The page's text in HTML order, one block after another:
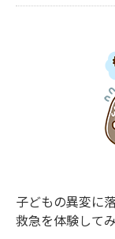
子どもの異変に
救急を体験して